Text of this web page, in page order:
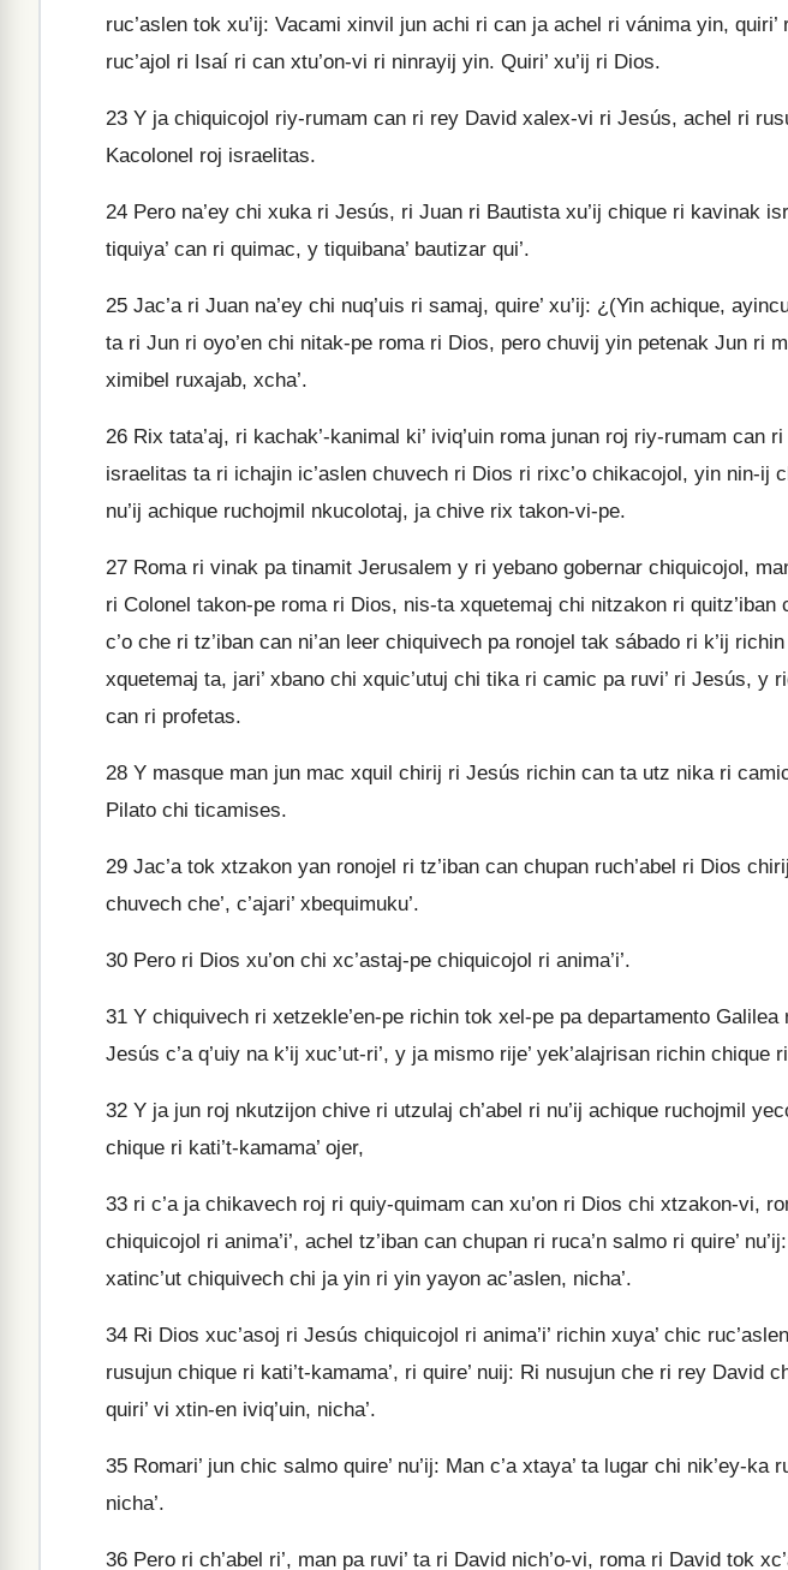
ruc’aslen tok xu’ij: Vacami xinvil jun achi ri can ja achel ri vánima yin, quiri’
ruc’ajol ri Isaí ri can xtu’on-vi ri ninrayij yin. Quiri’ xu’ij ri Dios.
23 Y ja chiquicojol riy-rumam can ri rey David xalex-vi ri Jesús, achel ri
Kacolonel roj israelitas.
24 Pero na’ey chi xuka ri Jesús, ri Juan ri Bautista xu’ij chique ri kavinak
tiquiya’ can ri quimac, y tiquibana’ bautizar qui’.
25 Jac’a ri Juan na’ey chi nuq’uis ri samaj, quire’ xu’ij: ¿(Yin achique,
ta ri Jun ri oyo’en chi nitak-pe roma ri Dios, pero chuvij yin petenak Jun ri
ximibel ruxajab, xcha’.
26 Rix tata’aj, ri kachak’-kanimal ki’ iviq’uin roma junan roj riy-rumam can
israelitas ta ri ichajin ic’aslen chuvech ri Dios ri rixc’o chikacojol, yin nin-ij
nu’ij achique ruchojmil nkucolotaj, ja chive rix takon-vi-pe.
27 Roma ri vinak pa tinamit Jerusalem y ri yebano gobernar chiquicojol,
ri Colonel takon-pe roma ri Dios, nis-ta xquetemaj chi nitzakon ri quitz’iban
c’o che ri tz’iban can ni’an leer chiquivech pa ronojel tak sábado ri k’ij
xquetemaj ta, jari’ xbano chi xquic’utuj chi tika ri camic pa ruvi’ ri Jesús, y
can ri profetas.
28 Y masque man jun mac xquil chirij ri Jesús richin can ta utz nika ri
Pilato chi ticamises.
29 Jac’a tok xtzakon yan ronojel ri tz’iban can chupan ruch’abel ri Dios
chuvech che’, c’ajari’ xbequimuku’.
30 Pero ri Dios xu’on chi xc’astaj-pe chiquicojol ri anima’i’.
31 Y chiquivech ri xetzekle’en-pe richin tok xel-pe pa departamento
Jesús c’a q’uiy na k’ij xuc’ut-ri’, y ja mismo rije’ yek’alajrisan richin chique
32 Y ja jun roj nkutzijon chive ri utzulaj ch’abel ri nu’ij achique ruchojmil
chique ri kati’t-kamama’ ojer,
33 ri c’a ja chikavech roj ri quiy-quimam can xu’on ri Dios chi xtzakon-vi,
chiquicojol ri anima’i’, achel tz’iban can chupan ri ruca’n salmo ri quire’
xatinc’ut chiquivech chi ja yin ri yin yayon ac’aslen, nicha’.
34 Ri Dios xuc’asoj ri Jesús chiquicojol ri anima’i’ richin xuya’ chic
rusujun chique ri kati’t-kamama’, ri quire’ nuij: Ri nusujun che ri rey David
quiri’ vi xtin-en iviq’uin, nicha’.
35 Romari’ jun chic salmo quire’ nu’ij: Man c’a xtaya’ ta lugar chi nik’ey-ka
nicha’.
36 Pero ri ch’abel ri’, man pa ruvi’ ta ri David nich’o-vi, roma ri David tok